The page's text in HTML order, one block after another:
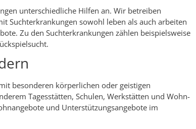
unterschiedliche Hilfen an. Wir betreiben
Suchterkrankungen sowohl leben als auch arbeiten
Zu den Suchterkrankungen zählen beispielsweise
besonderen körperlichen oder geistigen
Tagesstätten, Schulen, Werkstätten und Wohn-
und Unterstützungsangebote im